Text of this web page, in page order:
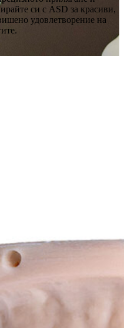
си с ASD за красиви,
удовлетворение на